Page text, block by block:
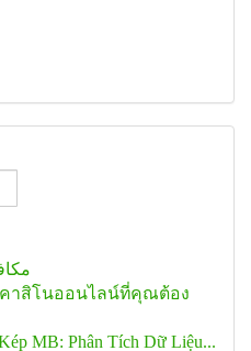
คาสิโนออนไลน์ที่คุณต้อง
MB: Phân Tích Dữ Liệu...